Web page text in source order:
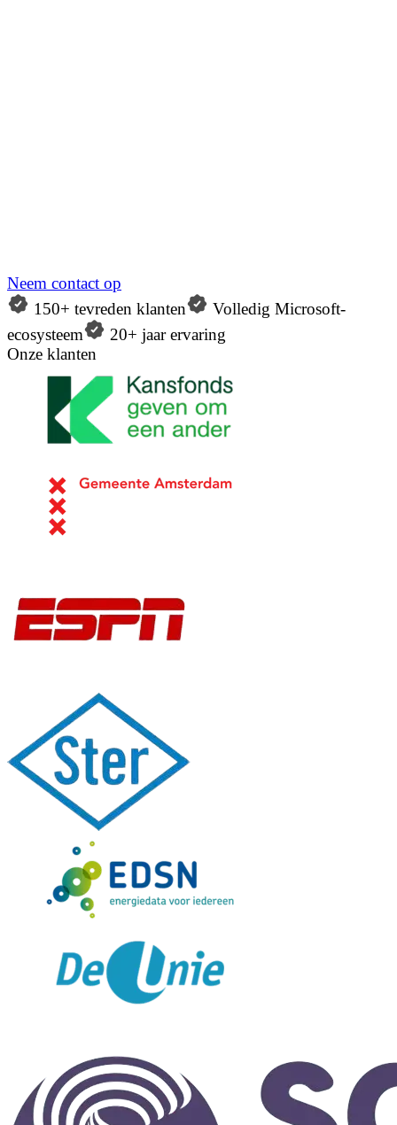
Neem contact op
150+ tevreden klanten
Volledig Microsoft-
ecosysteem
20+ jaar ervaring
Onze klanten